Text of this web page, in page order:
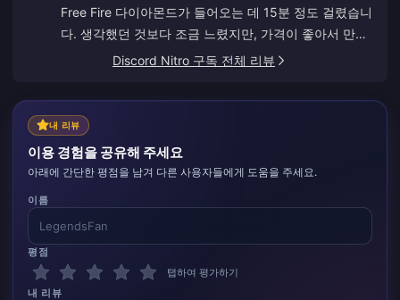
Free Fire 다이아몬드가 들어오는 데 15분 정도 걸렸습니
다. 생각했던 것보다 조금 느렸지만, 가격이 좋아서 만족
Discord Nitro 구독 전체 리뷰
내 리뷰
이용 경험을 공유해 주세요
아래에 간단한 평점을 남겨 다른 사용자들에게 도움을 주세요.
이름
평점
탭하여 평가하기
내 리뷰